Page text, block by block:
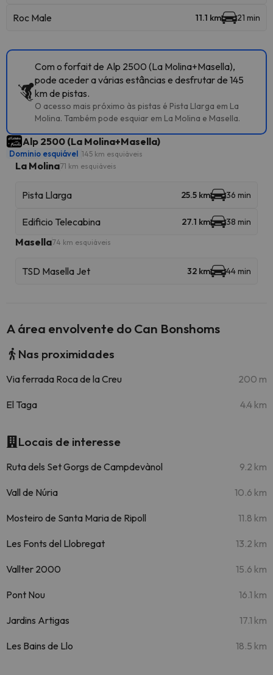
Roc Male 11.1 km 21 min
Com o forfait de Alp 2500 (La Molina+Masella),
pode aceder a várias estâncias e desfrutar de 145
km de pistas.
O acesso mais próximo às pistas é Pista Llarga em La
Molina. Também pode esquiar em La Molina e Masella.
Alp 2500 (La Molina+Masella)
Dominio esquiável 145 km esquiáveis
La Molina71 km esquiáveis
Pista Llarga 25.5 km 36 min
Edificio Telecabina 27.1 km 38 min
Masella74 km esquiáveis
TSD Masella Jet 32 km 44 min
A área envolvente do Can Bonshoms
Nas proximidades
Via ferrada Roca de la Creu 200 m
El Taga 4.4 km
Locais de interesse
Ruta dels Set Gorgs de Campdevànol 9.2 km
Vall de Núria 10.6 km
Mosteiro de Santa Maria de Ripoll 11.8 km
Les Fonts del Llobregat 13.2 km
Vallter 2000 15.6 km
Pont Nou 16.1 km
Jardins Artigas 17.1 km
Les Bains de Llo 18.5 km